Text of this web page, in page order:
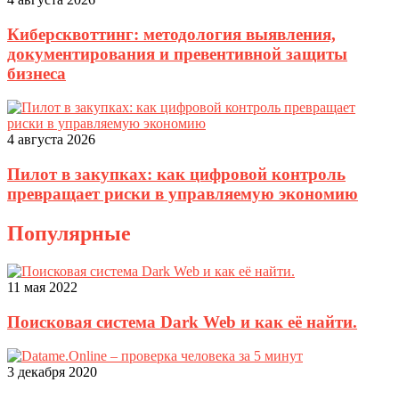
Киберсквоттинг: методология выявления,
документирования и превентивной защиты
бизнеса
4 августа 2026
Пилот в закупках: как цифровой контроль
превращает риски в управляемую экономию
Популярные
11 мая 2022
Поисковая система Dark Web и как её найти.
3 декабря 2020